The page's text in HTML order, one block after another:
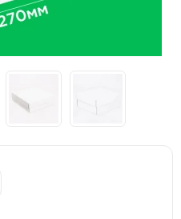
мм біла. GFR